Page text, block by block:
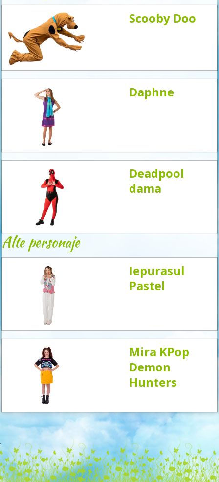
Rezervă
Scooby Doo
Daphne
Deadpool
dama
Alte personaje
Iepurasul
Pastel
Mira KPop
Demon
Hunters